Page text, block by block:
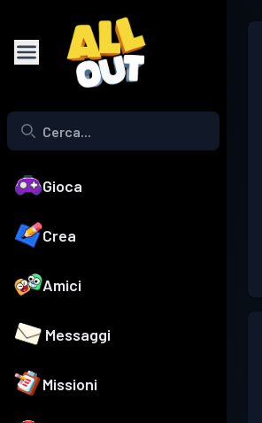
Gioca
Crea
Amici
Messaggi
Missioni